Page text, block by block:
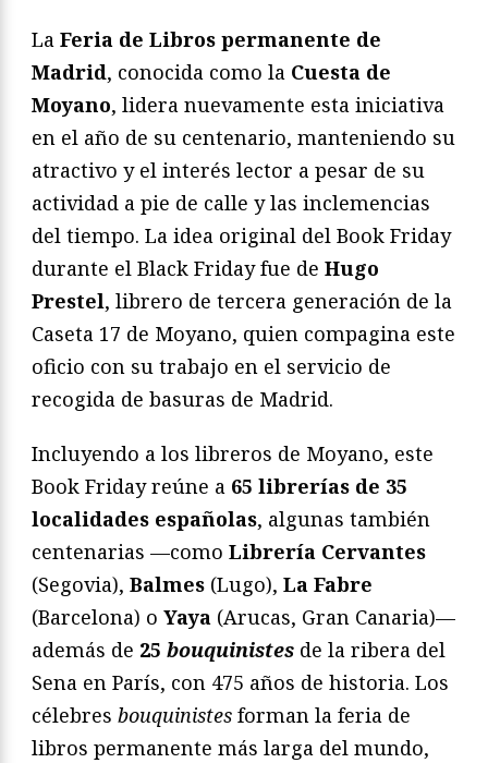
La Feria de Libros permanente de
Madrid, conocida como la Cuesta de
Moyano, lidera nuevamente esta iniciativa
en el año de su centenario, manteniendo su
atractivo y el interés lector a pesar de su
actividad a pie de calle y las inclemencias
del tiempo. La idea original del Book Friday
durante el Black Friday fue de Hugo
Prestel, librero de tercera generación de la
Caseta 17 de Moyano, quien compagina este
oficio con su trabajo en el servicio de
recogida de basuras de Madrid.
Incluyendo a los libreros de Moyano, este
Book Friday reúne a 65 librerías de 35
localidades españolas, algunas también
centenarias —como Librería Cervantes
(Segovia), Balmes (Lugo), La Fabre
(Barcelona) o Yaya (Arucas, Gran Canaria)—
además de 25 bouquinistes de la ribera del
Sena en París, con 475 años de historia. Los
célebres bouquinistes forman la feria de
libros permanente más larga del mundo,